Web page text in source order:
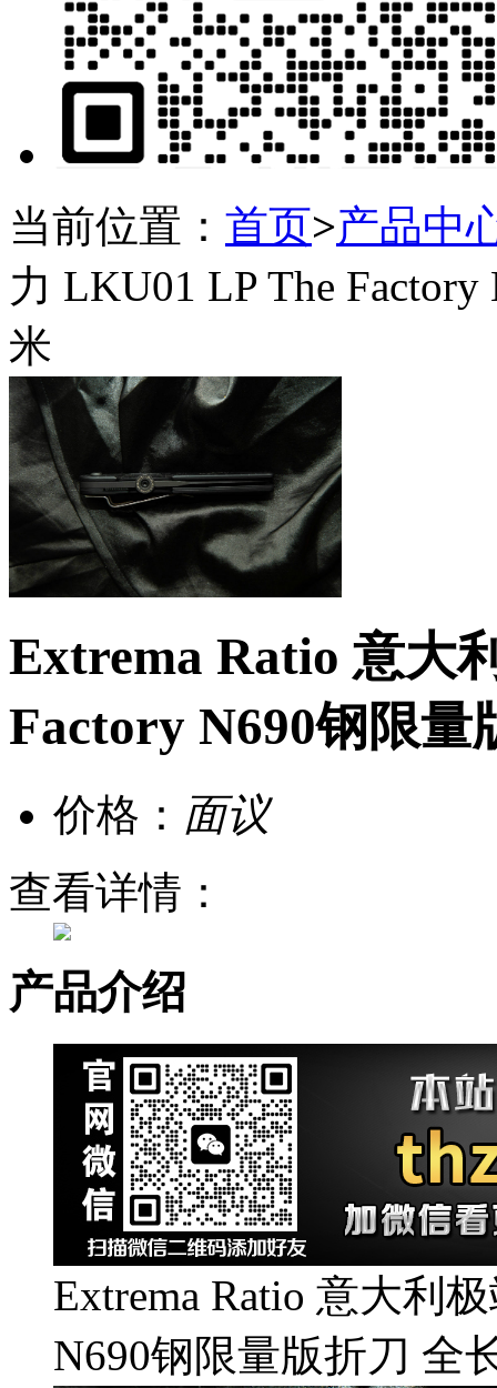
当前位置： 首页>产品中
力 LKU01 LP The
米
Extrema Ratio 意大
Factory N690钢限量
价格： 面议
查看详情：
产品介绍
Extrema Ratio 意大利
N690钢限量版折刀 全